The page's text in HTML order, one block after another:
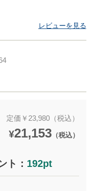
レビューを見る
定価￥23,980（税込）
¥21,153（税込）
ト： 192pt